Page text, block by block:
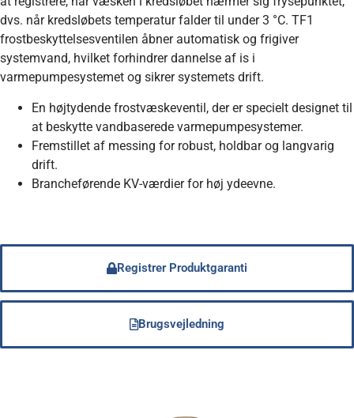
dvs. når kredsløbets temperatur falder til under 3 °C. TF1
frostbeskyttelsesventilen åbner automatisk og frigiver
systemvand, hvilket forhindrer dannelse af is i
varmepumpesystemet og sikrer systemets drift.
En højtydende frostvæskeventil, der er specielt designet til
at beskytte vandbaserede varmepumpesystemer.
Fremstillet af messing for robust, holdbar og langvarig
drift.
Brancheførende KV-værdier for høj ydeevne.
Registrer Produktgaranti
Brugsvejledning